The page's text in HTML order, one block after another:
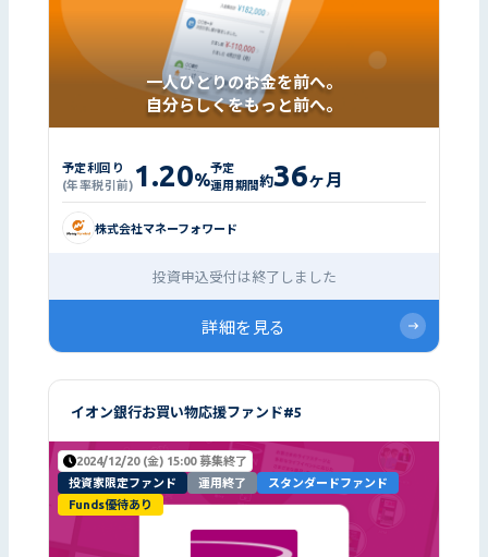
一人ひとりのお金を前へ。
自分らしくをもっと前へ。
予定利回り
(年率税引前) 1.20%
予定
運用期間約36ヶ月
株式会社マネーフォワード
投資申込受付は終了しました
詳細を見る
イオン銀行お買い物応援ファンド#5
2024/12/20 (金) 15:00 募集終了
投資家限定ファンド
運用終了
スタンダードファンド
Funds優待あり